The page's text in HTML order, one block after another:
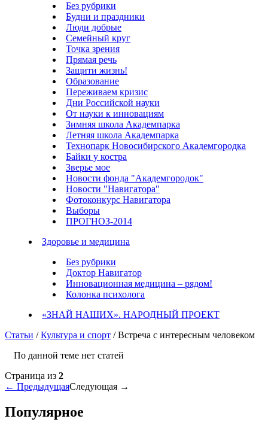
Без рубрики
Будни и праздники
Люди добрые
Семейный круг
Точка зрения
Прямая речь
Защити жизнь!
Образование
Переживаем кризис
Дни Российской науки
От науки к инновациям
Зимняя школа Академпарка
Летняя школа Академпарка
Технопарк Новосибирского Академгородка
Байки у костра
Зверье мое
Новости фонда "Академгородок"
Новости "Навигатора"
Фотоконкурс Навигатора
Выборы
ПРОГНОЗ-2014
Здоровье и медицина
Без рубрики
Доктор Навигатор
Инновационная медицина – рядом!
Колонка психолога
«ЗНАЙ НАШИХ». НАРОДНЫЙ ПРОЕКТ
Статьи /Культура и спорт / Встреча с интересным человеком
По данной теме нет статей
Страница из 2
← ПредыдущаяСледующая →
Популярное